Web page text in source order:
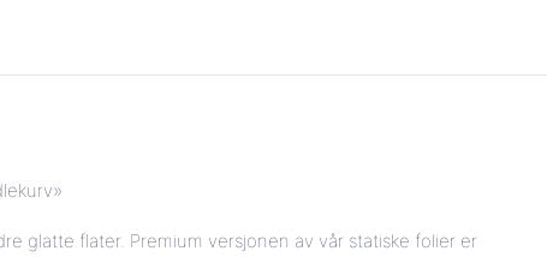
glatte flater. Premium versjonen av vår statiske folier er